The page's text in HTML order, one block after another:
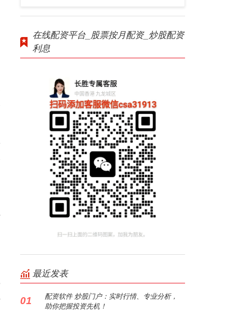
在线配资平台_股票按月配资_炒股配资
利息
最近发表
01
配资软件 炒股门户：实时行情、专业分析，
助你把握投资先机！